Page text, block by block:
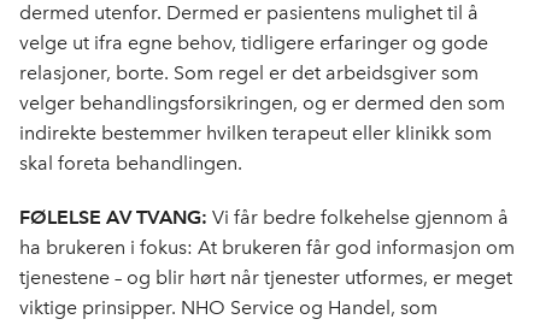
dermed utenfor. Dermed er pasientens mulighet til å
velge ut ifra egne behov, tidligere erfaringer og gode
relasjoner, borte. Som regel er det arbeidsgiver som
velger behandlingsforsikringen, og er dermed den som
indirekte bestemmer hvilken terapeut eller klinikk som
skal foreta behandlingen.
FØLELSE AV TVANG: Vi får bedre folkehelse gjennom å
ha brukeren i fokus: At brukeren får god informasjon om
tjenestene – og blir hørt når tjenester utformes, er meget
viktige prinsipper. NHO Service og Handel, som